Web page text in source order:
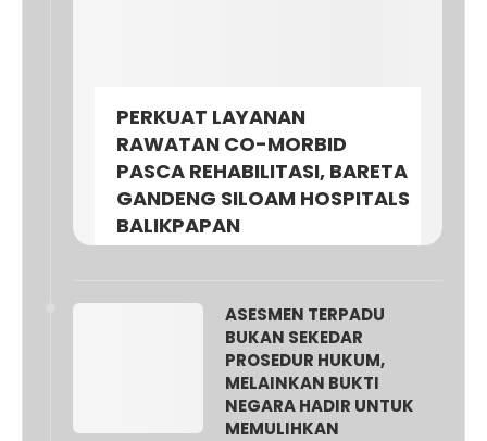
PERKUAT LAYANAN
RAWATAN CO-MORBID
PASCA REHABILITASI, BARETA
GANDENG SILOAM HOSPITALS
BALIKPAPAN
ASESMEN TERPADU
BUKAN SEKEDAR
PROSEDUR HUKUM,
MELAINKAN BUKTI
NEGARA HADIR UNTUK
MEMULIHKAN